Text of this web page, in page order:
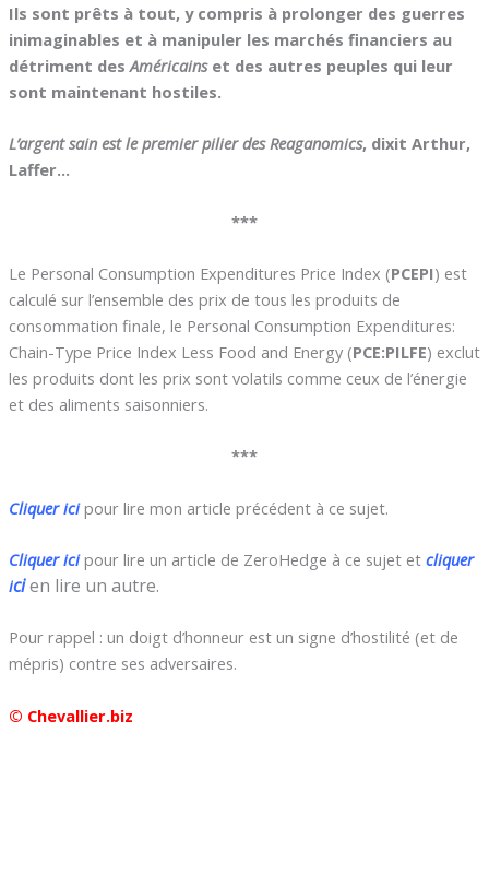
Ils sont prêts à tout, y compris à prolonger des guerres
inimaginables et à manipuler les marchés financiers au
détriment des Américainset des autres peuples qui leur
sont maintenant hostiles.
L’argent sain est le premier pilier des Reaganomics, dixit Arthur,
Laffer…
***
Le Personal Consumption Expenditures Price Index (PCEPI) est
calculé sur l’ensemble des prix de tous les produits de
consommation finale, le Personal Consumption Expenditures:
Chain-Type Price Index Less Food and Energy (PCE:PILFE) exclut
les produits dont les prix sont volatils comme ceux de l’énergie
et des aliments saisonniers.
***
Cliquer ici pour lire mon article précédent à ce sujet.
Cliquer ici pour lire un article de ZeroHedge à ce sujet et cliquer
icien lire un autre.
Pour rappel : un doigt d’honneur est un signe d’hostilité (et de
mépris) contre ses adversaires.
© Chevallier.biz